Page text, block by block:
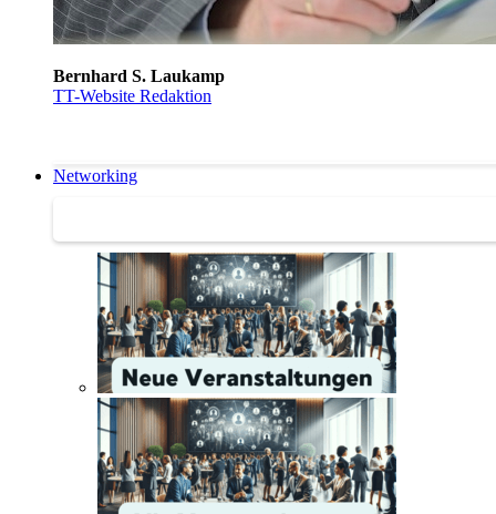
Bernhard S. Laukamp
TT-Website Redaktion
Networking